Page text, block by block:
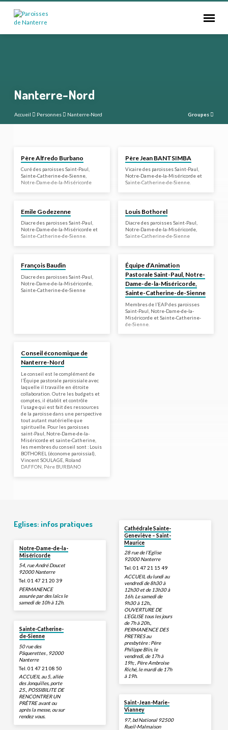
Nanterre-Nord
Accueil Personnes Nanterre-Nord Groupes
Nanterre-
Nord
Père Alfredo Burbano
Curé des paroisses Saint-Paul,
Sainte-Catherine-de-Sienne,
Notre-Dame-de-la-Miséricorde
Père Jean BANTSIMBA
Vicaire des paroisses Saint-Paul,
Notre-Dame-de-la-Miséricorde et
Sainte-Catherine-de-Sienne.
Emile Godezenne
Diacre des paroisses Saint-Paul,
Notre-Dame-de-la-Miséricorde et
Sainte-Catherine-de-Sienne.
Louis Bothorel
Diacre des paroisses Saint-Paul,
Notre-Dame-de-la-Miséricorde,
Sainte-Catherine-de-Sienne
François Baudin
Diacre des paroisses Saint-Paul,
Notre-Dame-de-la-Miséricorde,
Sainte-Catherine-de-Sienne
Équipe d’Animation
Pastorale Saint-Paul, Notre-
Dame-de-la-Miséricorde,
Sainte-Catherine-de-Sienne
Membres de l’EAP des paroisses
Saint-Paul, Notre-Dame-de-la-
Miséricorde et Sainte-Catherine-
de-Sienne.
Conseil économique de
Nanterre-Nord
Le conseil est le complément de
l’Équipe pastorale paroissiale avec
laquelle il travaille en étroite
collaboration. Outre les budgets et
comptes, il établit et contrôle
l’usage qui est fait des ressources
de la paroisse dans une perspective
tout autant matérielle que
spirituelle. Pour les paroisses
saint-Paul, Notre-Dame-de-la-
Miséricorde et sainte-Catherine,
les membres du conseil sont : Louis
BOTHOREL (économe paroissial),
Vincent SOULAGE, Roland
DAFFON, Père BURBANO
Eglises: infos pratiques
Notre-Dame-de-la-
Miséricorde
54, rue André Doucet
92000 Nanterre
Tel. 01 47 21 20 39
PERMANENCE
assurée par des laïcs le
samedi de 10h à 12h.
Sainte-Catherine-
de-Sienne
50 rue des
Pâquerettes , 92000
Nanterre
Tel. 01 47 21 08 50
ACCUEIL au 5, allée
des Jonquilles, porte
25., POSSIBILITE DE
RENCONTRER UN
PRÊTRE avant ou
après la messe, ou sur
rendez vous.
Cathédrale Sainte-
Geneviève – Saint-
Maurice
28 rue de l’Eglise
92000 Nanterre
Tel. 01 47 21 15 49
ACCUEIL du lundi au
vendredi de 8h30 à
12h30 et de 13h30 à
16h. Le samedi de
9h30 à 12h.,
OUVERTURE DE
L’EGLISE tous les jours
de 7h à 20h.,
PERMANENCE DES
PRETRES au
presbytère : Père
Philippe Blin, le
vendredi, de 17h à
19h; , Père Ambroise
Riché, le mardi de 17h
à 19h.
Saint-Jean-Marie-
Vianney
97, bd National 92500
Rueil-Malmaison